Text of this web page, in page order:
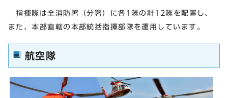
指揮隊は全消防署（分署）に各1隊の計12隊を配置し、
また、本部直轄の本部統括指揮部隊を運用しています。
航空隊